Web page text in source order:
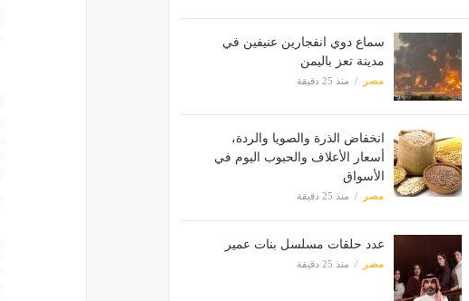
سماع دوي انفجارين عنيفين في
مدينة تعز باليمن
مصر منذ 25 دقيقة
انخفاض الذرة والصويا والردة،
أسعار الأعلاف والحبوب اليوم في
الأسواق
مصر منذ 25 دقيقة
عدد حلقات مسلسل بنات عمير
مصر منذ 25 دقيقة